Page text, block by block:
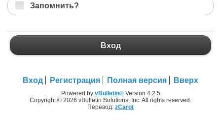
Запомнить?
Вход
Вход Регистрация Полная версия Вверх
Powered by vBulletin®Version 4.2.5
Copyright © 2026 vBulletin Solutions, Inc. All rights reserved.
Перевод: zCarot